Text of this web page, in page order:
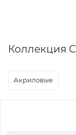
Коллекция
Акриловые